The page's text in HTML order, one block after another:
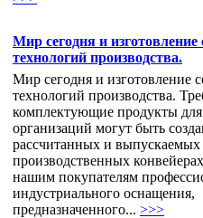
Мир сегодня и
технологий производства.
Мир сегодня и изготовление
технологий производства.
комплектующие продукты
организаций могут быть
рассчитанных и
производственных
нашим покупателям
индустриального оснащения,
предназначенного... >>>